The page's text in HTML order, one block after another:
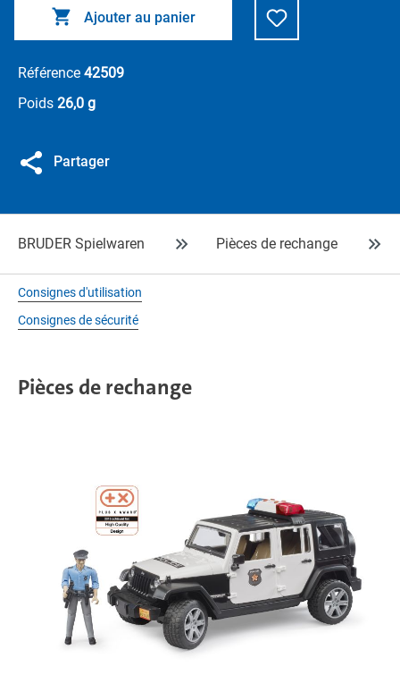
Ajouter au panier
Référence 42509
Poids 26,0 g
Partager
BRUDER Spielwaren Pièces de rechange
Consignes d'utilisation
Consignes de sécurité
Pièces de rechange